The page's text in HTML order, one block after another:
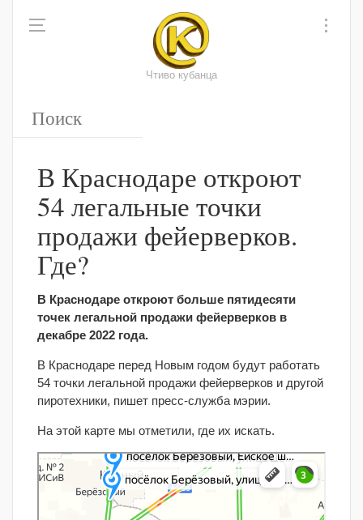
Чтиво кубанца
В Краснодаре откроют
54 легальные точки
продажи фейерверков.
Где?
В Краснодаре откроют больше пятидесяти
точек легальной продажи фейерверков в
декабре 2022 года.
В Краснодаре перед Новым годом будут работать
54 точки легальной продажи фейерверков и другой
пиротехники, пишет пресс-служба мэрии.
На этой карте мы отметили, где их искать.
Краснодар
Яндекс Карты